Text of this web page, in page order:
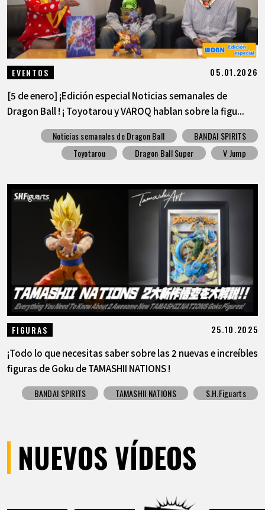
LANGUAGE
JP
EN FR DE ES
EVENTOS 05.01.2026
[5 de enero] ¡Edición especial Noticias semanales de
Dragon Ball ! ¡ Toyotarou y VAROQ hablan sobre la figu...
Noticias semanales de Dragon Ball
BANDAI SPIRITS
Toyotarou
Dragon Ball Super V Jump
FIGURAS 25.10.2025
¡Todo lo que necesitas saber sobre las 2 nuevas e increíbles
figuras de Goku de TAMASHII NATIONS !
BANDAI SPIRITS TAMASHII NATIONS S.H.Figuarts
NUEVOS VÍDEOS